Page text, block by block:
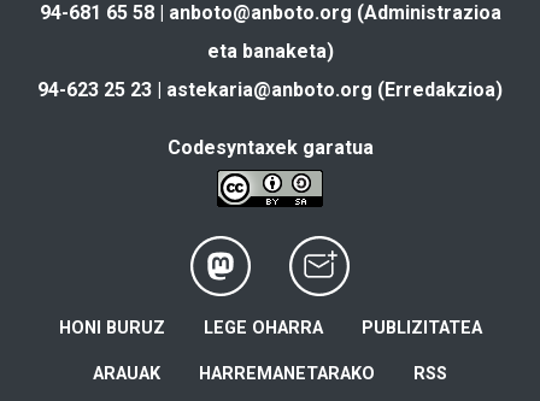
94-681 65 58 | anboto@anboto.org (Administrazioa
eta banaketa)
94-623 25 23 | astekaria@anboto.org (Erredakzioa)
Codesyntaxek garatua
HONI BURUZ LEGE OHARRA PUBLIZITATEA
ARAUAK HARREMANETARAKO RSS